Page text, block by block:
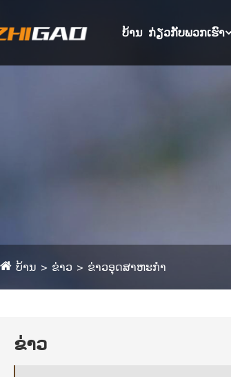
ບ້ານ ກ່ຽວກັບພວກເຮົາ
ບ້ານ ຂ່າວ ຂ່າວອຸດສາຫະກໍາ
ຂ່າວ